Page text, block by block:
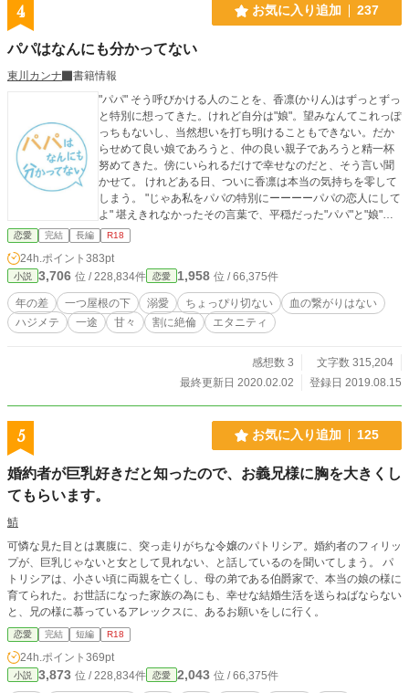
4 お気に入り追加 237
パパはなんにも分かってない
東川カンナ
書籍情報
"パパ" そう呼びかける人のことを、香凛(かりん)はずっとずっ
と特別に想ってきた。けれど自分は"娘"。望みなんてこれっぽ
っちもないし、当然想いを打ち明けることもできない。だか
らせめて良い娘であろうと、仲の良い親子であろうと精一杯
努めてきた。傍にいられるだけで幸せなのだと、そう言い聞
かせて。 けれどある日、ついに香凛は本当の気持ちを零して
しまう。 "じゃあ私をパパの特別にーーーーパパの恋人にして
よ" 堪えきれなかったその言葉で、平穏だった"パパ"と"娘"の
関係はバランスを崩しーーーー ※パパと娘扱いしていま
すが両者に実際血縁関係はない設定ですので、本当の禁断も
のではありません
恋愛 完結 長編 R18
24h.ポイント 383pt
小説 3,706 位 / 228,834件 恋愛 1,958 位 / 66,375件
年の差 一つ屋根の下 溺愛 ちょっぴり切ない
血の繋がりはない
ハジメテ
一途 甘々 割に絶倫 エタニティ
感想数 3
文字数 315,204
最終更新日 2020.02.02
登録日 2019.08.15
5 お気に入り追加 125
婚約者が巨乳好きだと知ったので、お義兄様に胸を大きくし
てもらいます。
鯖
可憐な見た目とは裏腹に、突っ走りがちな令嬢のパトリシア。婚約者のフィリッ
プが、巨乳じゃないと女として見れない、と話しているのを聞いてしまう。 パ
トリシアは、小さい頃に両親を亡くし、母の弟である伯爵家で、本当の娘の様に
育てられた。お世話になった家族の為にも、幸せな結婚生活を送らねばならない
と、兄の様に慕っているアレックスに、あるお願いをしに行く。
恋愛 完結 短編 R18
24h.ポイント 369pt
小説 3,873 位 / 228,834件 恋愛 2,043 位 / 66,375件